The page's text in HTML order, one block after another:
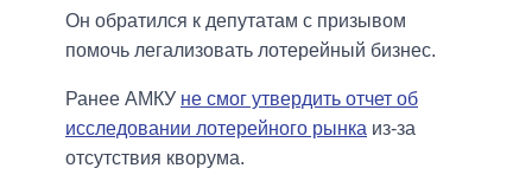
Он обратился к депутатам с призывом
помочь легализовать лотерейный бизнес.
Ранее АМКУ не смог утвердить отчет об
исследовании лотерейного рынка из-за
отсутствия кворума.